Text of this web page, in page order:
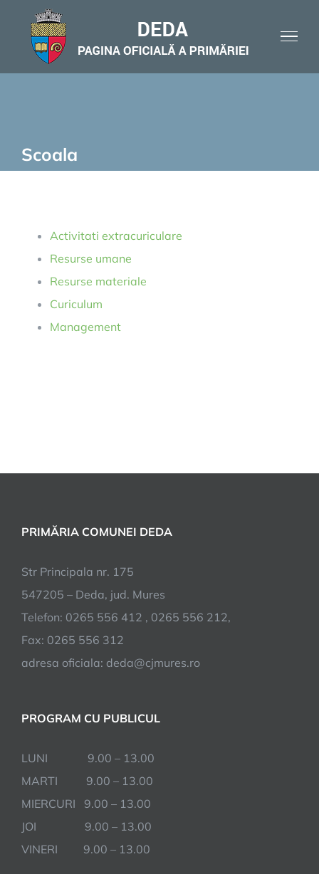
content
Scoala
Activitati extracuriculare
Resurse umane
Resurse materiale
Curiculum
Management
PRIMĂRIA COMUNEI DEDA
Str Principala nr. 175
547205 – Deda, jud. Mures
Telefon: 0265 556 412 , 0265 556 212,
Fax: 0265 556 312
adresa oficiala: deda@cjmures.ro
PROGRAM CU PUBLICUL
LUNI 9.00 – 13.00
MARTI 9.00 – 13.00
MIERCURI 9.00 – 13.00
JOI 9.00 – 13.00
VINERI 9.00 – 13.00